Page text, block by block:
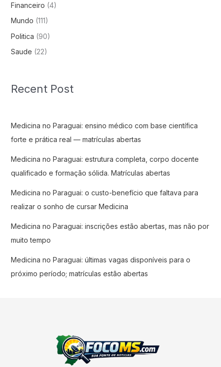
Financeiro (4)
Mundo (111)
Politica (90)
Saude (22)
Recent Post
Medicina no Paraguai: ensino médico com base científica
forte e prática real — matrículas abertas
Medicina no Paraguai: estrutura completa, corpo docente
qualificado e formação sólida. Matrículas abertas
Medicina no Paraguai: o custo-benefício que faltava para
realizar o sonho de cursar Medicina
Medicina no Paraguai: inscrições estão abertas, mas não por
muito tempo
Medicina no Paraguai: últimas vagas disponíveis para o
próximo período; matrículas estão abertas